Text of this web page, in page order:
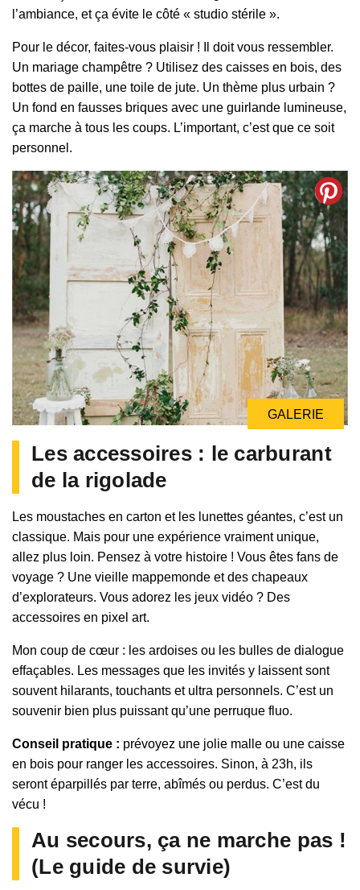
l’ambiance, et ça évite le côté « studio stérile ».
Pour le décor, faites-vous plaisir ! Il doit vous ressembler.
Un mariage champêtre ? Utilisez des caisses en bois, des
bottes de paille, une toile de jute. Un thème plus urbain ?
Un fond en fausses briques avec une guirlande lumineuse,
ça marche à tous les coups. L’important, c’est que ce soit
personnel.
GALERIE
Les accessoires : le carburant
de la rigolade
Les moustaches en carton et les lunettes géantes, c’est un
classique. Mais pour une expérience vraiment unique,
allez plus loin. Pensez à votre histoire ! Vous êtes fans de
voyage ? Une vieille mappemonde et des chapeaux
d’explorateurs. Vous adorez les jeux vidéo ? Des
accessoires en pixel art.
Mon coup de cœur : les ardoises ou les bulles de dialogue
effaçables. Les messages que les invités y laissent sont
souvent hilarants, touchants et ultra personnels. C’est un
souvenir bien plus puissant qu’une perruque fluo.
Conseil pratique : prévoyez une jolie malle ou une caisse
en bois pour ranger les accessoires. Sinon, à 23h, ils
seront éparpillés par terre, abîmés ou perdus. C’est du
vécu !
Au secours, ça ne marche pas !
(Le guide de survie)